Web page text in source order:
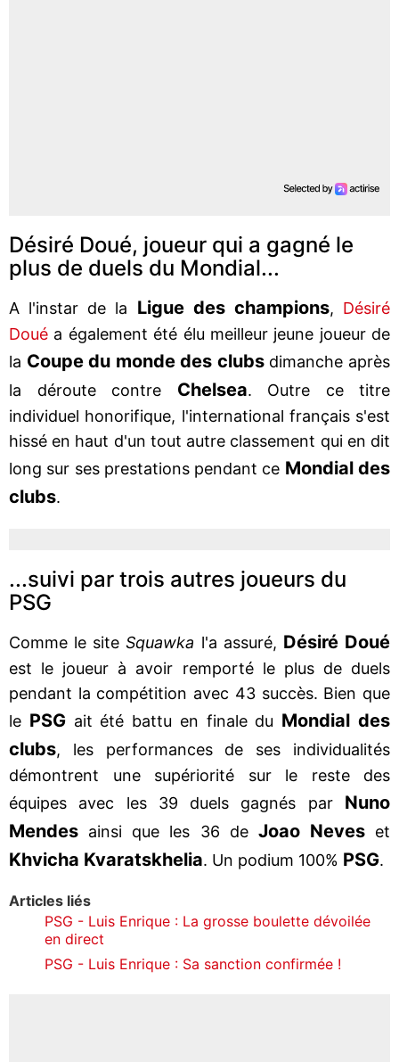
Désiré Doué, joueur qui a gagné le
plus de duels du Mondial...
A l'instar de la Ligue des champions, Désiré
Doué a également été élu meilleur jeune joueur de
la Coupe du monde des clubsdimanche après
la déroute contre Chelsea. Outre ce titre
individuel honorifique, l'international français s'est
hissé en haut d'un tout autre classement qui en dit
long sur ses prestations pendant ce Mondial des
clubs.
...suivi par trois autres joueurs du
PSG
Comme le siteSquawka l'a assuré, Désiré Doué
est le joueur à avoir remporté le plus de duels
pendant la compétition avec 43 succès. Bien que
le PSG ait été battu en finale du Mondial des
clubs, les performances de ses individualités
démontrent une supériorité sur le reste des
équipes avec les 39 duels gagnés par Nuno
Mendes ainsi que les 36 de Joao Neves et
Khvicha Kvaratskhelia. Un podium 100% PSG.
Articles liés
PSG - Luis Enrique : La grosse boulette dévoilée
en direct
PSG - Luis Enrique : Sa sanction confirmée !